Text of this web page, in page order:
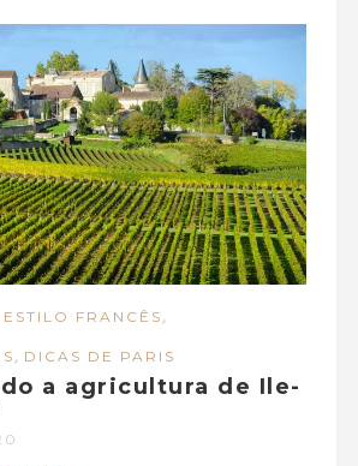
FRANCÊS ,
, DICAS DE PARIS
a agricultura de Ile-